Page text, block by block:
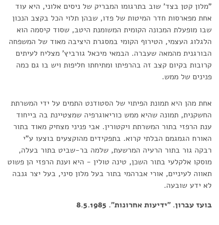
"מלון קטן בצד' שוב בתרגומו המבריק של ניסים אלוני, היא עוד
אחת מפארסות חדר המיטות של פדו, שבהן תלוי הכל בקצב הנכון
שבו מופעלת המכונה הקומית המשומנת היטב, שסוד קיסמה הוא
הלגלוג העצמי, הטירוף הקומי במסגרת היציבה מאוד של המשפחה
הבורגנית מהמאה שעברה. הבמאי מיכאל גורביץ' מצליח לעיתים
קרובות בקיום קצב זה בהרפיתו ומתיחתו חליפות ויש בו גם כמה
פנינים של ממש.
אחת מהן היא תמונת הפיתוי של הסטודנט התמים על ידי המשרתת
החשקנית, תמונה שהיא ממש כוריאוגרפיה שמצטיינת בה בייחוד
ענת הרפזי בתור המשרתת ויקטורין. אבי פניני מצחיק מאוד בתור
האורח הגמגמם הבלתי קרוא. בתפקידים מהוקצעים בוצעו ע"י
רבקה גור בתור הרעיה המרשעת, שלמה בר-שביט בתור בעלה,
מוסקו אלקלעי בתור השכן, טינה טולין - היא וענת הרפזי הן פשוט
תאווה לעיניים, אורי אברהמי בתור בעל מלון סיני, בעל יצר גנבה
לא ידע שובעה.
בועז עברון. "ידיעות אחרונות". 8.5.1985